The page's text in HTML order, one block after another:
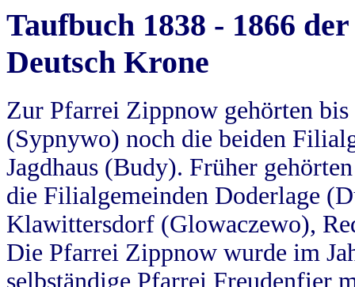
Taufbuch 1838 - 1866
Deutsch Krone
Zur Pfarrei Zippnow gehörten
(Sypnywo) noch die beiden
Jagdhaus (Budy). Früher
die Filialgemeinden Doderlage
Klawittersdorf (Glowaczewo),
Die Pfarrei Zippnow wurde im
selbständige Pfarrei Freudenfier